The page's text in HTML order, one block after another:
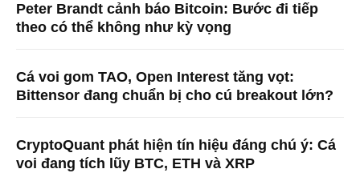
Peter Brandt cảnh báo Bitcoin: Bước đi tiếp
theo có thể không như kỳ vọng
Cá voi gom TAO, Open Interest tăng vọt:
Bittensor đang chuẩn bị cho cú breakout lớn?
CryptoQuant phát hiện tín hiệu đáng chú ý: Cá
voi đang tích lũy BTC, ETH và XRP